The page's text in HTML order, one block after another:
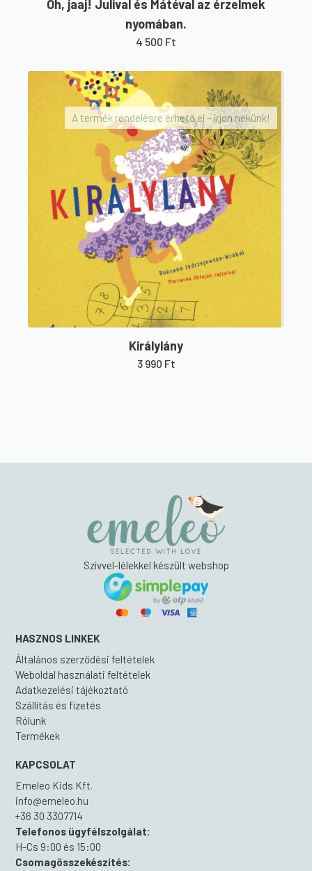
Oh, jaaj! Julival és Mátéval az érzelmek
nyomában.
4 500 Ft
A termék rendelésre érhető el – írjon nekünk!
Királylány
3 990 Ft
Szívvel-lélekkel készült webshop
HASZNOS LINKEK
Általános szerződési feltételek
Weboldal használati feltételek
Adatkezelési tájékoztató
Szállítás és fizetés
Rólunk
Termékek
KAPCSOLAT
Emeleo Kids Kft.
info@emeleo.hu
+36 30 3307714
Telefonos ügyfélszolgálat:
H-Cs 9:00 és 15:00
Csomagösszekészítés: